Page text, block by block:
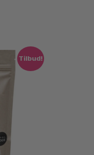
Tilbud!